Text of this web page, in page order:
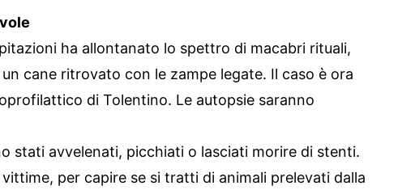
ha allontanato lo spettro di macabri rituali,
cane ritrovato con le zampe legate. Il caso è ora
di Tolentino. Le autopsie saranno
stati avvelenati, picchiati o lasciati morire di stenti.
per capire se si tratti di animali prelevati dalla